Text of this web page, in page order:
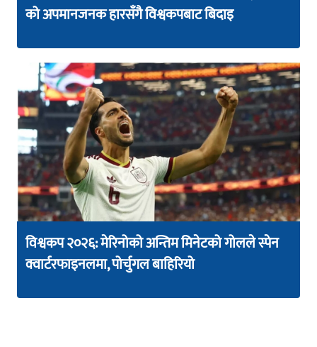
को अपमानजनक हारसँगै विश्वकपबाट बिदाइ
विश्वकप २०२६: मेरिनोको अन्तिम मिनेटको गोलले स्पेन
क्वार्टरफाइनलमा, पोर्चुगल बाहिरियो